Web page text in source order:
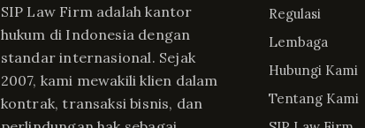
SIP Law Firm adalah kantor
hukum di Indonesia dengan
standar internasional. Sejak
2007, kami mewakili klien dalam
kontrak, transaksi bisnis, dan
Regulasi
Lembaga
Hubungi Kami
Tentang Kami